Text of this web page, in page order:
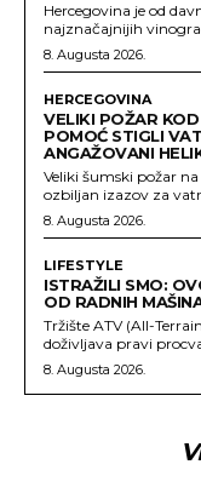
Hercegovina je od
najznačajnijih
8. Augusta 2026.
HERCEGOVINA
VELIKI POŽAR
POMOĆ STIGLI
ANGAŽOVANI
Veliki šumski požar
ozbiljan izazov za
8. Augusta 2026.
LIFESTYLE
ISTRAŽILI SMO:
OD RADNIH
Tržište ATV (All-
doživljava pravi
8. Augusta 2026.